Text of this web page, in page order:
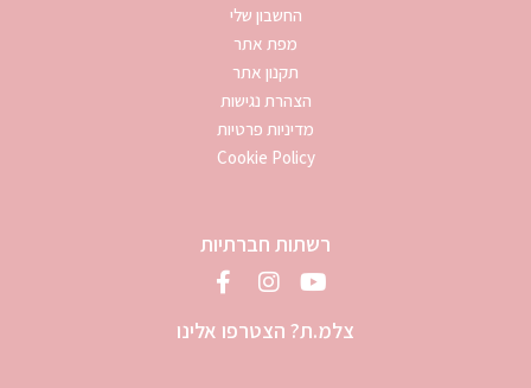
החשבון שלי
מפת אתר
תקנון אתר
הצהרת נגישות
מדיניות פרטיות
Cookie Policy
רשתות חברתיות
צלמ.ת? הצטרפו אלינו